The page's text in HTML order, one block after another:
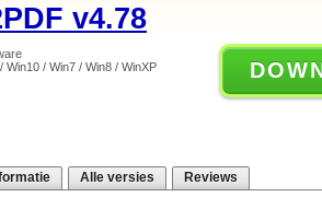
v4.78
Win10 / Win7 / Win8 / WinXP
Alle versies Reviews